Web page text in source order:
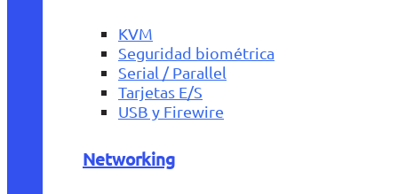
KVM
Seguridad biométrica
Serial / Parallel
Tarjetas E/S
USB y Firewire
Networking